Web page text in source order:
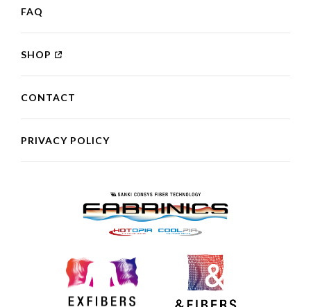
FAQ
SHOP
CONTACT
PRIVACY POLICY